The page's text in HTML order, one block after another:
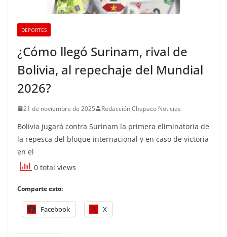
DEPORTES
¿Cómo llegó Surinam, rival de
Bolivia, al repechaje del Mundial
2026?
21 de noviembre de 2025 Redacción Chapaco Noticias
Bolivia jugará contra Surinam la primera eliminatoria de
la repesca del bloque internacional y en caso de victoria
en el
0 total views
Comparte esto:
Facebook X